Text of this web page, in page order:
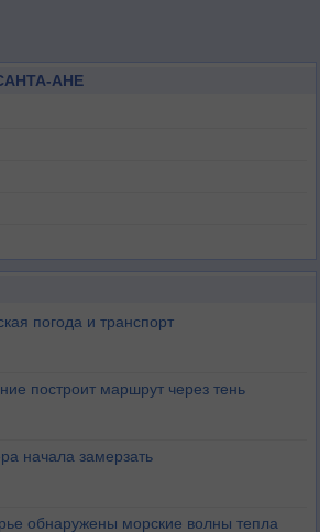
АНЕ
погода и транспорт
построит маршрут через тень
начала замерзать
обнаружены морские волны тепла